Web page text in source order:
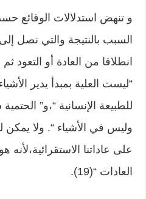
و تنهض استدلالات الوقائع
السبب بالنتيجة والتي نصل
انطلاقا من العادة أو التعود
“ليست العلية بمبدأ يدير
للطبيعة الإنسانية “،و”
وليس في الأشياء “. ولا يمكن
على عاداتنا الاستقرائية،لأنه
العادات “(19).